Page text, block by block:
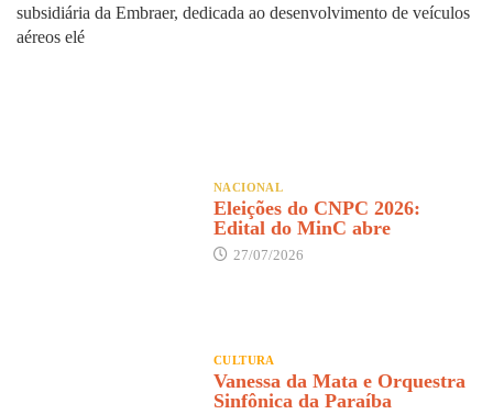
subsidiária da Embraer, dedicada ao desenvolvimento de veículos
aéreos elé
NACIONAL
Eleições do CNPC 2026:
Edital do MinC abre
27/07/2026
CULTURA
Vanessa da Mata e Orquestra
Sinfônica da Paraíba